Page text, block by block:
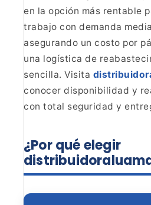
en la opción más rentable
trabajo con demanda
asegurando un costo por
una logística de
sencilla. Visita
conocer disponibilidad y
con total seguridad y
¿Por qué elegir